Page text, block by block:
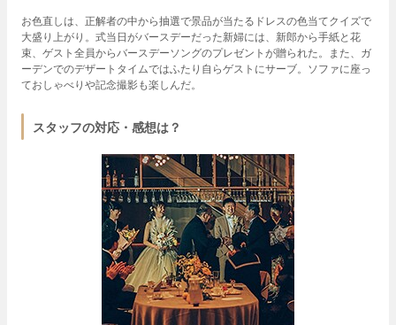
お色直しは、正解者の中から抽選で景品が当たるドレスの色当てクイズで
大盛り上がり。式当日がバースデーだった新婦には、新郎から手紙と花
束、ゲスト全員からバースデーソングのプレゼントが贈られた。また、ガ
ーデンでのデザートタイムではふたり自らゲストにサーブ。ソファに座っ
ておしゃべりや記念撮影も楽しんだ。
スタッフの対応・感想は？